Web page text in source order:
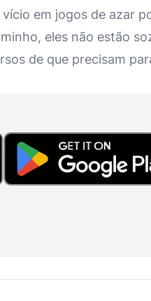
em jogos de azar
eles não estão
de que precisam